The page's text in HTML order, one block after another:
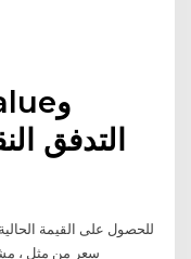
التدفق
للحصول على القيمة